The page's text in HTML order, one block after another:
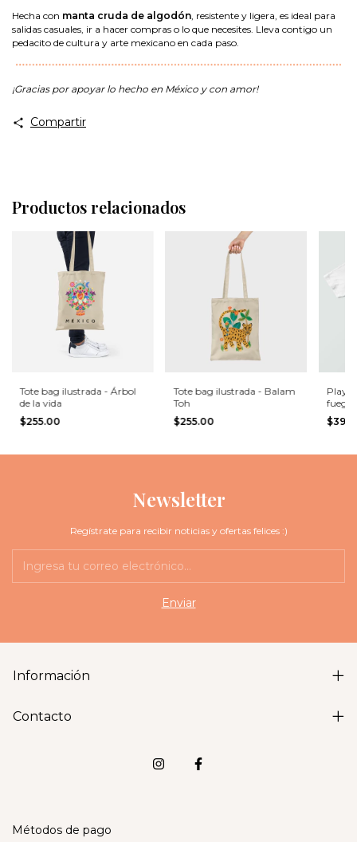
Hecha con manta cruda de algodón, resistente y ligera, es ideal para
salidas casuales, ir a hacer compras o lo que necesites. Lleva contigo un
pedacito de cultura y arte mexicano en cada paso.
¡Gracias por apoyar lo hecho en México y con amor!
Compartir
Productos relacionados
Tote bag ilustrada - Árbol
de la vida
$255.00
Tote bag ilustrada - Balam
Toh
$255.00
fuego
Newsletter
Regístrate para recibir noticias y ofertas felices :)
Información
Contacto
Métodos de pago